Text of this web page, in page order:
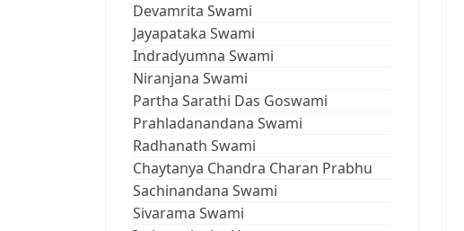
Devamrita Swami
Jayapataka Swami
Indradyumna Swami
Niranjana Swami
Partha Sarathi Das Goswami
Prahladanandana Swami
Radhanath Swami
Chaytanya Chandra Charan Prabhu
Sachinandana Swami
Sivarama Swami